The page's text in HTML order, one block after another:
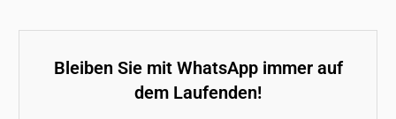
Bleiben Sie mit WhatsApp immer auf
dem Laufenden!